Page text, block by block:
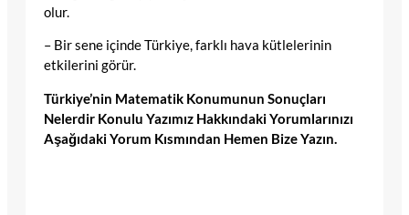
olur.
– Bir sene içinde Türkiye, farklı hava kütlelerinin
etkilerini görür.
Türkiye’nin Matematik Konumunun Sonuçları
Nelerdir Konulu Yazımız Hakkındaki Yorumlarınızı
Aşağıdaki Yorum Kısmından Hemen Bize Yazın.